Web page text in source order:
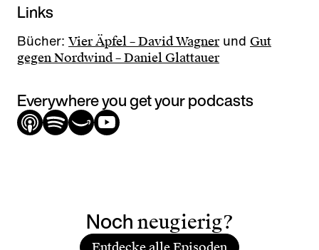
Links
Bücher: Vier Äpfel – David Wagnerund Gut
gegen Nordwind – Daniel Glattauer
Everywhere you get your podcasts
Noch neugierig?